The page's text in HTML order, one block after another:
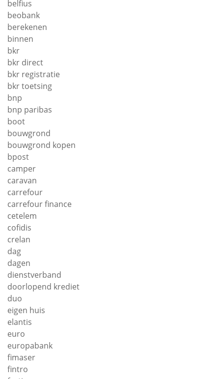
belfius
beobank
berekenen
binnen
bkr
bkr direct
bkr registratie
bkr toetsing
bnp
bnp paribas
boot
bouwgrond
bouwgrond kopen
bpost
camper
caravan
carrefour
carrefour finance
cetelem
cofidis
crelan
dag
dagen
dienstverband
doorlopend krediet
duo
eigen huis
elantis
euro
europabank
fimaser
fintro